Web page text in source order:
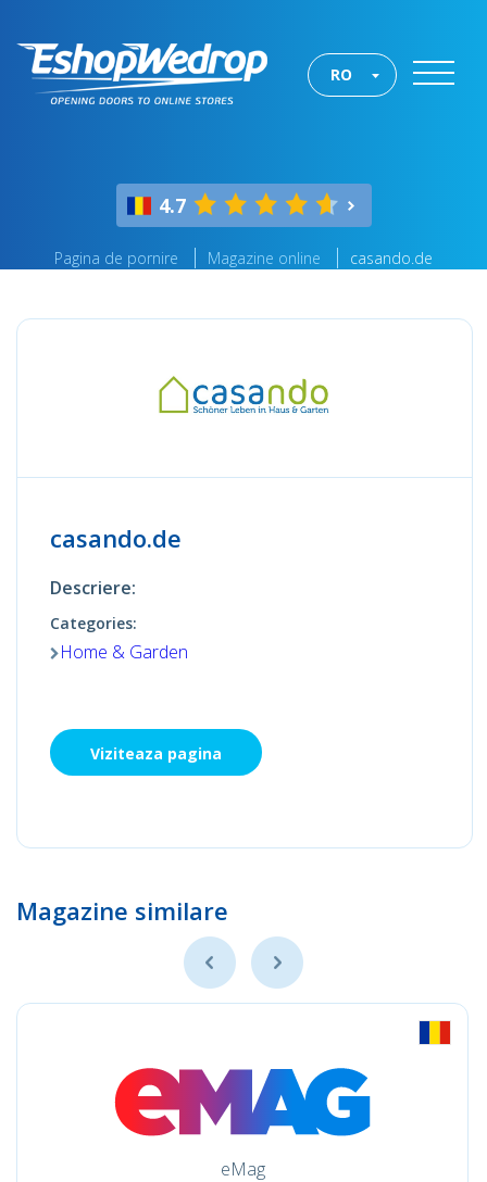
RO
4.7
Pagina de pornire Magazine online casando.de
casando.de
Descriere:
Categories:
Home & Garden
Viziteaza pagina
Magazine similare
eMag